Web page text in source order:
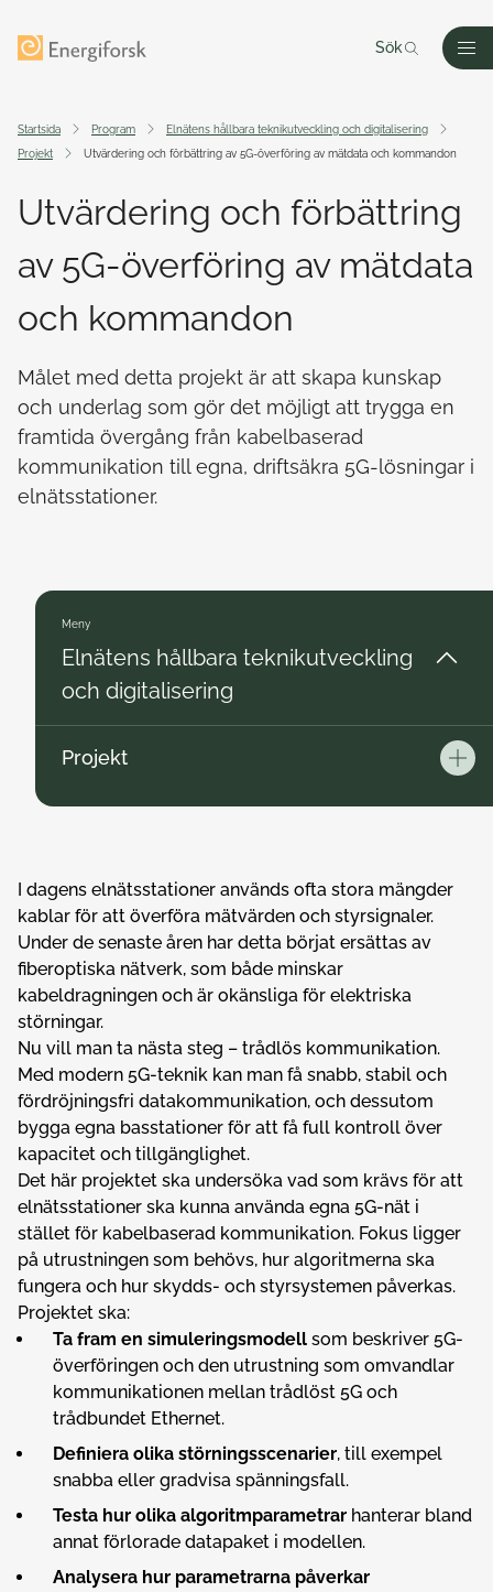
Sök
Startsida Program
Elnätens hållbara teknikutveckling och digitalisering
Projekt
Utvärdering och förbättring av 5G-överföring av mätdata och kommandon
Utvärdering och förbättring
av 5G-överföring av mätdata
och kommandon
Målet med detta projekt är att skapa kunskap
och underlag som gör det möjligt att trygga en
framtida övergång från kabelbaserad
kommunikation till egna, driftsäkra 5G-lösningar i
elnätsstationer.
Meny
Elnätens hållbara teknikutveckling
och digitalisering
Projekt
I dagens elnätsstationer används ofta stora mängder
kablar för att överföra mätvärden och styrsignaler.
Under de senaste åren har detta börjat ersättas av
fiberoptiska nätverk, som både minskar
kabeldragningen och är okänsliga för elektriska
störningar.
Nu vill man ta nästa steg – trådlös kommunikation.
Med modern 5G-teknik kan man få snabb, stabil och
fördröjningsfri datakommunikation, och dessutom
bygga egna basstationer för att få full kontroll över
kapacitet och tillgänglighet.
Det här projektet ska undersöka vad som krävs för att
elnätsstationer ska kunna använda egna 5G-nät i
stället för kabelbaserad kommunikation. Fokus ligger
på utrustningen som behövs, hur algoritmerna ska
fungera och hur skydds- och styrsystemen påverkas.
Projektet ska:
Ta fram en simuleringsmodell som beskriver 5G-
överföringen och den utrustning som omvandlar
kommunikationen mellan trådlöst 5G och
trådbundet Ethernet.
Definiera olika störningsscenarier, till exempel
snabba eller gradvisa spänningsfall.
Testa hur olika algoritmparametrar hanterar bland
annat förlorade datapaket i modellen.
Analysera hur parametrarna påverkar